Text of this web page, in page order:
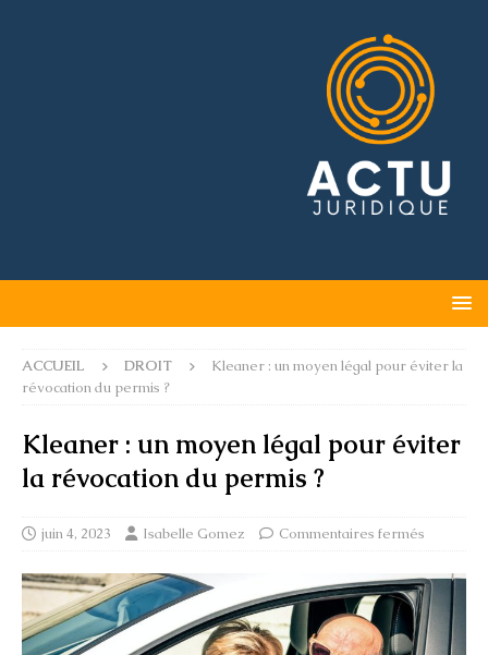
ACCUEIL DROIT
Kleaner : un moyen légal pour éviter la
révocation du permis ?
Kleaner : un moyen légal pour éviter
la révocation du permis ?
juin 4, 2023 Isabelle Gomez Commentaires fermés